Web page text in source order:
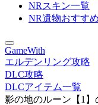
NRスキン一覧
NR遺物おすすめ
GameWith
エルデンリング攻略
DLC攻略
DLCアイテム一覧
影の地のルーン【1】